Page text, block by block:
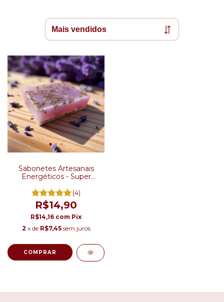
Sabonetes Artesanais
Energéticos - Super
unidades(4)
R$14,90
R$14,16 com Pix
2 x de R$7,45 sem juros
COMPRAR